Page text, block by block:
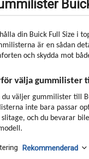
din Buick Full Size i
är en sådan
och skydda mot
välja gummilister
du väljer gummilister till
inte bara passar
slitage, och du bevarar